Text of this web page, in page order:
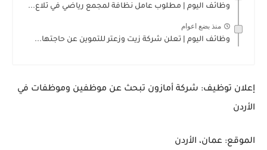
وظائف اليوم | مطلوب عامل نظافة لمجمع رياضي في تلاع...
منذ بضع اعوام
وظائف اليوم | تعلن شركة زيت وزعتر للتموين عن حاجتها...
إعلان توظيف: شركة أمازون تبحث عن موظفين وموظفات في
الأردن
الموقع: عمان، الأردن